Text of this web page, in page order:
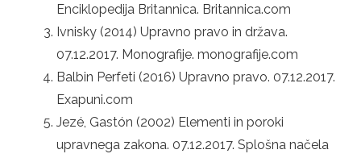
Enciklopedija Britannica. Britannica.com
Ivnisky (2014) Upravno pravo in država.
07.12.2017. Monografije. monografije.com
Balbin Perfeti (2016) Upravno pravo. 07.12.2017.
Exapuni.com
Jezé, Gastón (2002) Elementi in poroki
upravnega zakona. 07.12.2017. Splošna načela